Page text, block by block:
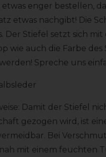
etwas enger bestellen,
etwas nachgibt! Die
Der Stiefel setzt sich mit
wie auch die Farbe
Spreche uns
Damit der Stiefel
gezogen wird, ist
Bei
mit einem feuchten